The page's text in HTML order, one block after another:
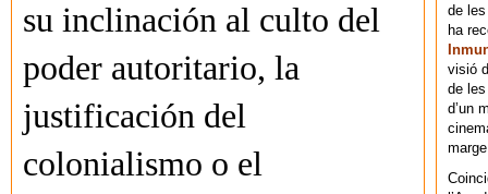
su inclinación al culto del
poder autoritario, la
justificación del
colonialismo o el
de
ha
visió
de
d’un